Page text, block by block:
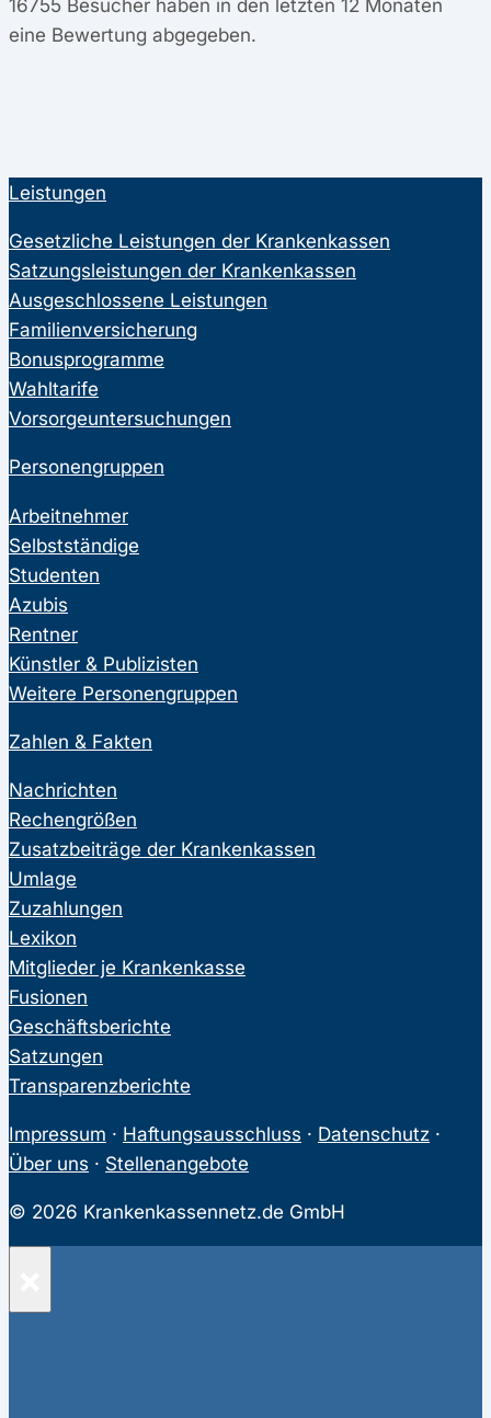
16755 Besucher haben in den letzten 12 Monaten
eine Bewertung abgegeben.
Leistungen
Gesetzliche Leistungen der Krankenkassen
Satzungsleistungen der Krankenkassen
Ausgeschlossene Leistungen
Familienversicherung
Bonusprogramme
Wahltarife
Vorsorgeuntersuchungen
Personengruppen
Arbeitnehmer
Selbstständige
Studenten
Azubis
Rentner
Künstler & Publizisten
Weitere Personengruppen
Zahlen & Fakten
Nachrichten
Rechengrößen
Zusatzbeiträge der Krankenkassen
Umlage
Zuzahlungen
Lexikon
Mitglieder je Krankenkasse
Fusionen
Geschäftsberichte
Satzungen
Transparenzberichte
Impressum · Haftungsausschluss · Datenschutz ·
Über uns · Stellenangebote
© 2026 Krankenkassennetz.de GmbH